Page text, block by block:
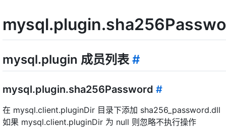
mysql.plugin 成员列表 #
mysql.plugin.sha256Password #
在 mysql.client.pluginDir 目录下添加 sha256_password.dll
如果 mysql.client.pluginDir 为 null 则忽略不执行操作